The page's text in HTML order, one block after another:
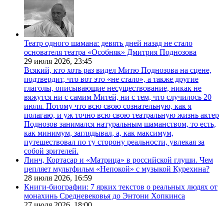
Театр одного шамана: девять дней назад не стало
основателя театра «Особняк» Дмитрия Поднозова
29 июля 2026, 23:45
Всякий, кто хоть раз видел Митю Поднозова на сцене,
подтвердит, что вот это «не стало», а также другие
глаголы, описывающие несуществование, никак не
вяжутся ни с самим Митей, ни с тем, что случилось 20
июля. Потому что всю свою сознательную, как я
полагаю, и уж точно всю свою театральную жизнь актер
Поднозов занимался натуральным шаманством, то есть,
как минимум, заглядывал, а, как максимум,
путешествовал по ту сторону реальности, увлекая за
собой зрителей.
Линч, Кортасар и «Матрица» в российской глуши. Чем
цепляет мультфильм «Непокой» с музыкой Курехина?
28 июля 2026, 16:59
Книги-биографии: 7 ярких текстов о реальных людях от
монахинь Средневековья до Энтони Хопкинса